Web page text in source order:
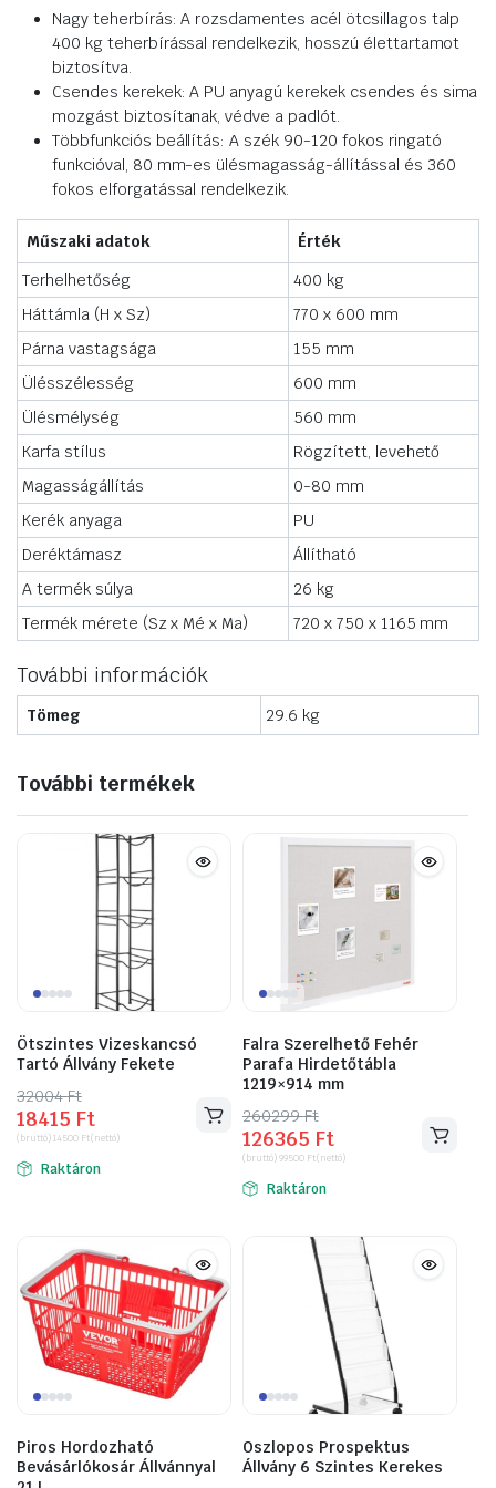
Nagy teherbírás: A rozsdamentes acél ötcsillagos talp
400 kg teherbírással rendelkezik, hosszú élettartamot
biztosítva.
Csendes kerekek: A PU anyagú kerekek csendes és sima
mozgást biztosítanak, védve a padlót.
Többfunkciós beállítás: A szék 90-120 fokos ringató
funkcióval, 80 mm-es ülésmagasság-állítással és 360
fokos elforgatással rendelkezik.
Műszaki adatok
Érték
Terhelhetőség
400 kg
Háttámla (H x Sz)
770 x 600 mm
Párna vastagsága
155 mm
Ülésszélesség
600 mm
Ülésmélység
560 mm
Karfa stílus
Rögzített, levehető
Magasságállítás
0-80 mm
Kerék anyaga
PU
Deréktámasz
Állítható
A termék súlya
26 kg
Termék mérete (Sz x Mé x Ma)
720 x 750 x 1165 mm
További információk
Tömeg 29.6 kg
További termékek
Ötszintes Vizeskancsó
Tartó Állvány Fekete
32004Ft
Original
price
was:
32004 Ft.
18415 Ft
Current
price
is:
18415 Ft.
(bruttó)14500 Ft(nettó)
Raktáron
Falra Szerelhető Fehér
Parafa Hirdetőtábla
1219×914 mm
260299Ft
Original
price
was:
260299 Ft.
126365 Ft
Current
price
is:
126365 Ft.
(bruttó)99500 Ft(nettó)
Raktáron
Piros Hordozható
Bevásárlókosár Állvánnyal
Oszlopos Prospektus
Állvány 6 Szintes Kerekes